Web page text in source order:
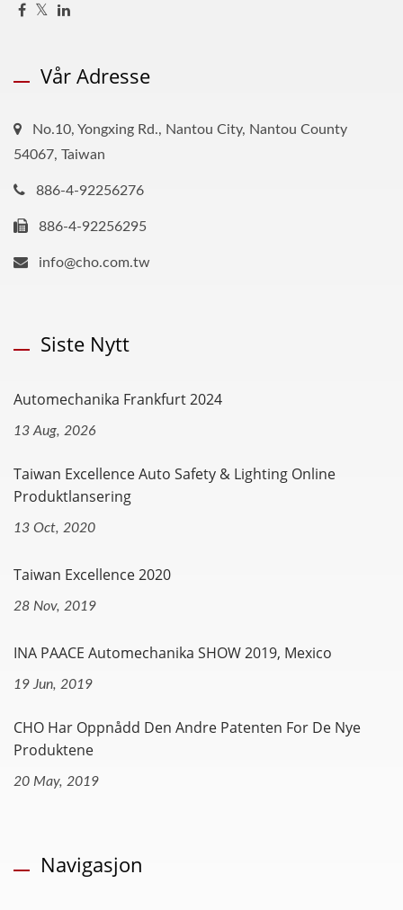
Vår Adresse
No.10, Yongxing Rd., Nantou City, Nantou County
54067, Taiwan
886-4-92256276
886-4-92256295
info@cho.com.tw
Siste Nytt
Automechanika Frankfurt 2024
13 Aug, 2026
Taiwan Excellence Auto Safety & Lighting Online
Produktlansering
13 Oct, 2020
Taiwan Excellence 2020
28 Nov, 2019
INA PAACE Automechanika SHOW 2019, Mexico
19 Jun, 2019
CHO Har Oppnådd Den Andre Patenten For De Nye
Produktene
20 May, 2019
Navigasjon